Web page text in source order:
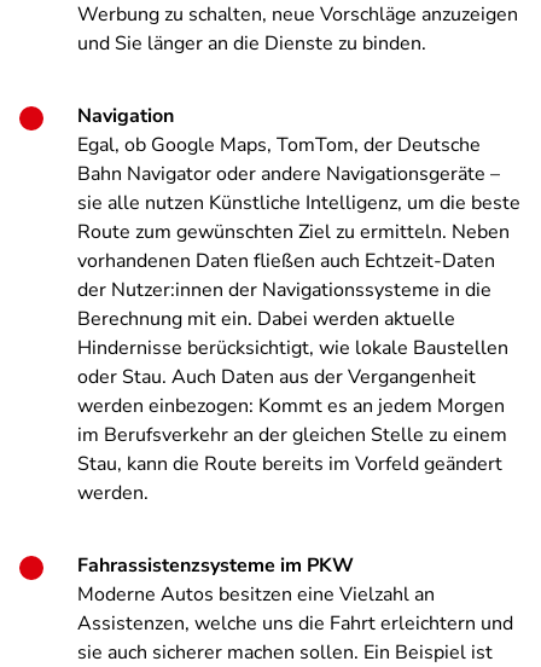
Werbung zu schalten, neue Vorschläge anzuzeigen
und Sie länger an die Dienste zu binden.
Navigation
Egal, ob Google Maps, TomTom, der Deutsche
Bahn Navigator oder andere Navigationsgeräte –
sie alle nutzen Künstliche Intelligenz, um die beste
Route zum gewünschten Ziel zu ermitteln. Neben
vorhandenen Daten fließen auch Echtzeit-Daten
der Nutzer:innen der Navigationssysteme in die
Berechnung mit ein. Dabei werden aktuelle
Hindernisse berücksichtigt, wie lokale Baustellen
oder Stau. Auch Daten aus der Vergangenheit
werden einbezogen: Kommt es an jedem Morgen
im Berufsverkehr an der gleichen Stelle zu einem
Stau, kann die Route bereits im Vorfeld geändert
werden.
Fahrassistenzsysteme im PKW
Moderne Autos besitzen eine Vielzahl an
Assistenzen, welche uns die Fahrt erleichtern und
sie auch sicherer machen sollen. Ein Beispiel ist